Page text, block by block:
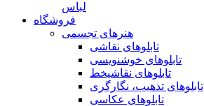
لباس
فروشگاه
هنرهای تجسمی
تابلوهای نقاشی
تابلوهای خوشنویسی
تابلوهای نقاشیخط
تابلوهای تذهیب، نگارگری
تابلوهای عکاسی